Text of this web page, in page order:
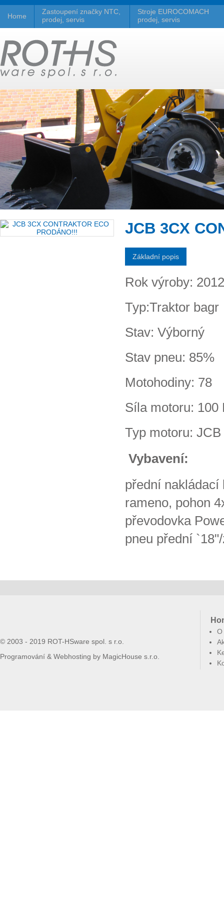
Home
Zastoupení značky NTC,
prodej, servis
Stroje EUROCOMACH
prodej, servis
JCB 3CX
Základní popis
Rok výroby: 2012
Typ:Traktor bagr
Stav: Výborný
Stav pneu: 85%
Motohodiny: 78
Síla motoru: 100
Typ motoru: JCB
Vybavení:
přední nakládací
rameno, pohon
převodovka
pneu přední
© 2003 - 2019 ROT-HSware spol. s r.o.
Programování & Webhosting by MagicHouse s.r.o.
O